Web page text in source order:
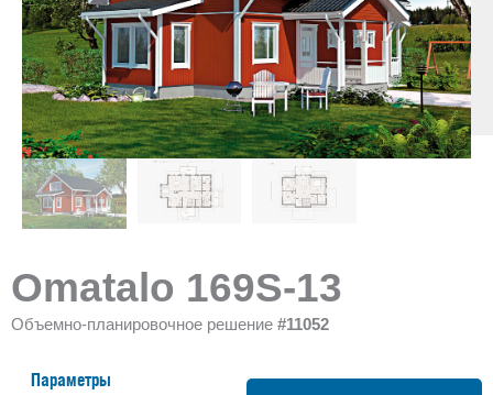
Omatalo 169S-13
Объемно-планировочное решение #11052
Параметры